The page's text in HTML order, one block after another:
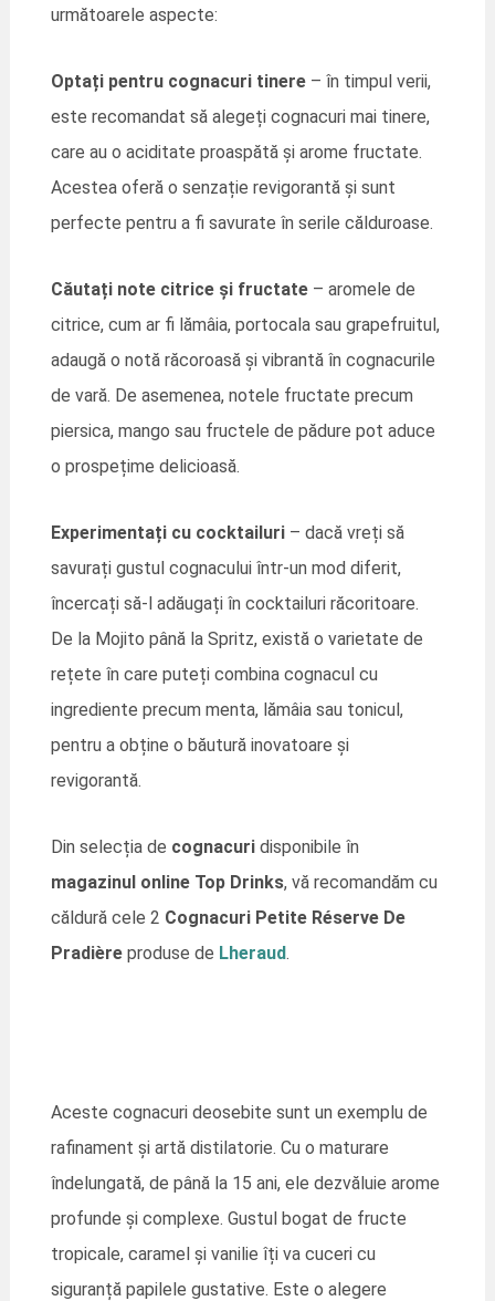
următoarele aspecte:
Optați pentru cognacuri tinere – în timpul verii,
este recomandat să alegeți cognacuri mai tinere,
care au o aciditate proaspătă și arome fructate.
Acestea oferă o senzație revigorantă și sunt
perfecte pentru a fi savurate în serile călduroase.
Căutați note citrice și fructate – aromele de
citrice, cum ar fi lămâia, portocala sau grapefruitul,
adaugă o notă răcoroasă și vibrantă în cognacurile
de vară. De asemenea, notele fructate precum
piersica, mango sau fructele de pădure pot aduce
o prospețime delicioasă.
Experimentați cu cocktailuri – dacă vreți să
savurați gustul cognacului într-un mod diferit,
încercați să-l adăugați în cocktailuri răcoritoare.
De la Mojito până la Spritz, există o varietate de
rețete în care puteți combina cognacul cu
ingrediente precum menta, lămâia sau tonicul,
pentru a obține o băutură inovatoare și
revigorantă.
Din selecția de cognacuri disponibile în
magazinul online Top Drinks, vă recomandăm cu
căldură cele 2 Cognacuri Petite Réserve De
Pradière produse de Lheraud.
Aceste cognacuri deosebite sunt un exemplu de
rafinament și artă distilatorie. Cu o maturare
îndelungată, de până la 15 ani, ele dezvăluie arome
profunde și complexe. Gustul bogat de fructe
tropicale, caramel și vanilie îți va cuceri cu
siguranță papilele gustative. Este o alegere